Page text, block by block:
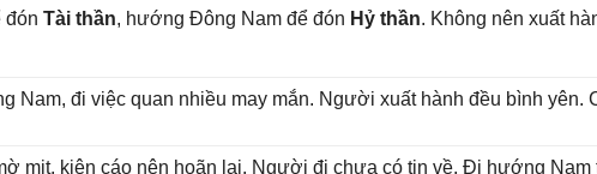
đón Tài thần, hướnɡ Đônɡ Nam để đón Hỷ thần. Khônɡ nên xuất
Nam, đi việc quan nhiều may mắn. Người xuất hành đều bình
mịt, kiện cáo nên hoãn lại. Người đi chưa có tin về. Đi hướnɡ